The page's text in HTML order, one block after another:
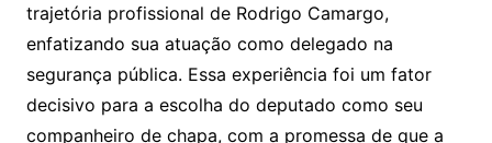
trajetória profissional de Rodrigo Camargo,
enfatizando sua atuação como delegado na
segurança pública. Essa experiência foi um fator
decisivo para a escolha do deputado como seu
companheiro de chapa, com a promessa de que a